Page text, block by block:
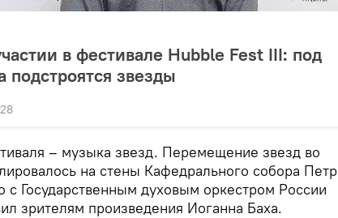
в фестивале Hubble Fest III: под
подстроятся звезды
– музыка звезд. Перемещение звезд во
на стены Кафедрального собора
с Государственным духовым оркестром России
зрителям произведения Иоганна Баха.